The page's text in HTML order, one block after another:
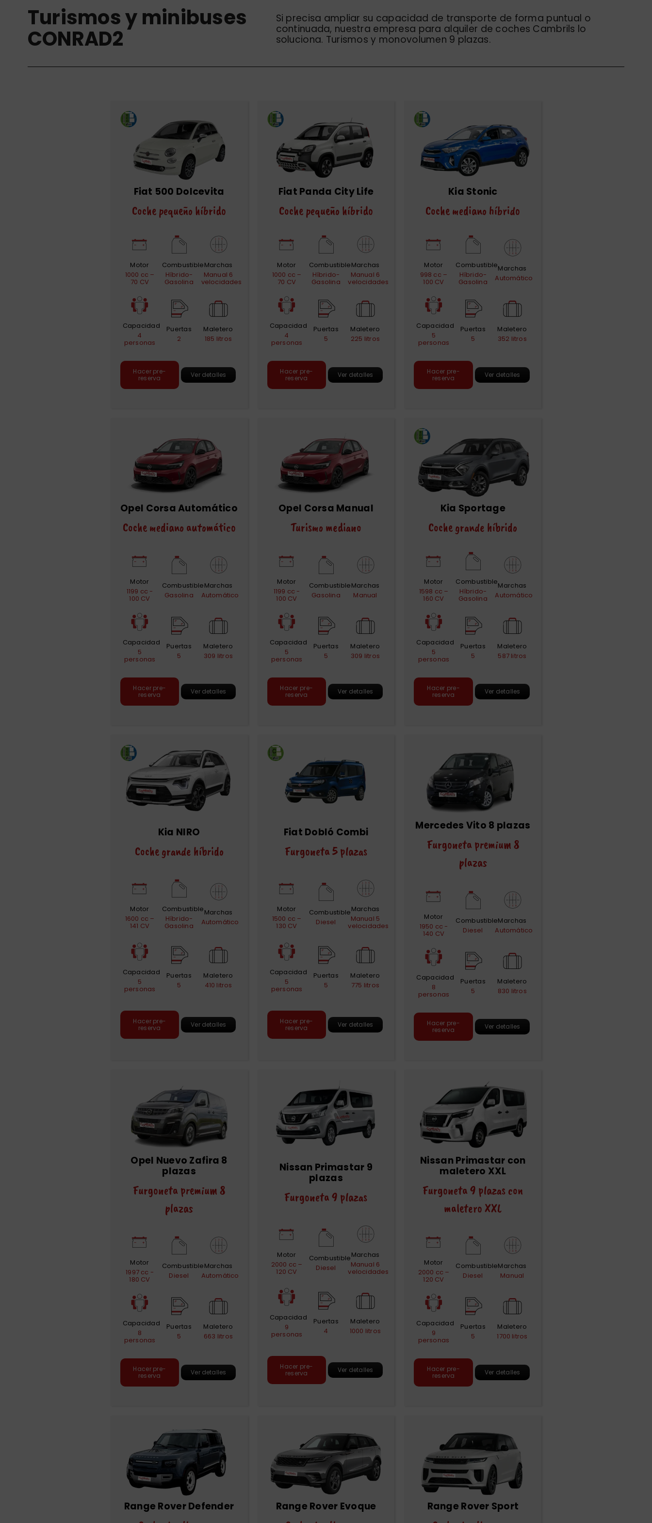
Turismos y minibuses
CONRAD2
Si precisa ampliar su capacidad de transporte de forma puntual o
continuada, nuestra empresa para alquiler de coches Cambrils lo
soluciona. Turismos y monovolumen 9 plazas.
Fiat 500 Dolcevita
Coche pequeño híbrido
Motor
1000 cc –
70 CV
Combustible
Híbrido-
Gasolina
Marchas
Manual 6
velocidades
Capacidad
4
personas
Puertas
2
Maletero
185 litros
Hacer pre-
reserva
Ver detalles
Fiat Panda City Life
Coche pequeño híbrido
Motor
1000 cc –
70 CV
Combustible
Híbrido-
Gasolina
Marchas
Manual 6
velocidades
Capacidad
4
personas
Puertas
5
Maletero
225 litros
Hacer pre-
reserva
Ver detalles
Kia Stonic
Coche mediano híbrido
Motor
998 cc –
100 CV
Combustible
Híbrido-
Gasolina
Marchas
Automático
Capacidad
5
personas
Puertas
5
Maletero
352 litros
Hacer pre-
reserva
Ver detalles
Opel Corsa Automático
Coche mediano automático
Motor
1199 cc -
100 CV
Combustible
Gasolina
Marchas
Automático
Capacidad
5
personas
Puertas
5
Maletero
309 litros
Hacer pre-
reserva
Ver detalles
Opel Corsa Manual
Turismo mediano
Motor
1199 cc -
100 CV
Combustible
Gasolina
Marchas
Manual
Capacidad
5
personas
Puertas
5
Maletero
309 litros
Hacer pre-
reserva
Ver detalles
Kia Sportage
Coche grande híbrido
Motor
1598 cc –
160 CV
Combustible
Híbrido-
Gasolina
Marchas
Automático
Capacidad
5
personas
Puertas
5
Maletero
587 litros
Hacer pre-
reserva
Ver detalles
Kia NIRO
Coche grande híbrido
Motor
1600 cc –
141 CV
Combustible
Híbrido-
Gasolina
Marchas
Automático
Capacidad
5
personas
Puertas
5
Maletero
410 litros
Hacer pre-
reserva
Ver detalles
Fiat Dobló Combi
Furgoneta 5 plazas
Motor
1500 cc –
130 CV
Combustible
Diesel
Marchas
Manual 5
velocidades
Capacidad
5
personas
Puertas
5
Maletero
775 litros
Hacer pre-
reserva
Ver detalles
Mercedes Vito 8 plazas
Furgoneta premium 8
plazas
Motor
1950 cc -
140 CV
Combustible
Diesel
Marchas
Automático
Capacidad
8
personas
Puertas
5
Maletero
830 litros
Hacer pre-
reserva
Ver detalles
Opel Nuevo Zafira 8
plazas
Furgoneta premium 8
plazas
Motor
1997 cc -
180 CV
Combustible
Diesel
Marchas
Automático
Capacidad
8
personas
Puertas
5
Maletero
663 litros
Hacer pre-
reserva
Ver detalles
Nissan Primastar 9
plazas
Furgoneta 9 plazas
Motor
2000 cc –
120 CV
Combustible
Diesel
Marchas
Manual 6
velocidades
Capacidad
9
personas
Puertas
4
Maletero
1000 litros
Hacer pre-
reserva
Ver detalles
Nissan Primastar con
maletero XXL
Furgoneta 9 plazas con
maletero XXL
Motor
2000 cc –
120 CV
Combustible
Diesel
Marchas
Manual
Capacidad
9
personas
Puertas
5
Maletero
1700 litros
Hacer pre-
reserva
Ver detalles
Range Rover Defender Range Rover Evoque Range Rover Sport